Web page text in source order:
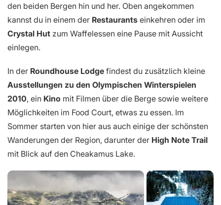
den beiden Bergen hin und her. Oben angekommen
kannst du in einem der Restaurants einkehren oder im
Crystal Hut zum Waffelessen eine Pause mit Aussicht
einlegen.
In der Roundhouse Lodge findest du zusätzlich kleine
Ausstellungen zu den Olympischen Winterspielen
2010, ein Kino mit Filmen über die Berge sowie weitere
Möglichkeiten im Food Court, etwas zu essen. Im
Sommer starten von hier aus auch einige der schönsten
Wanderungen der Region, darunter der High Note Trail
mit Blick auf den Cheakamus Lake.